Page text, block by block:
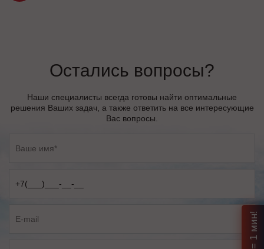
Остались вопросы?
Наши специалисты всегда готовы найти оптимальные
решения Ваших задач, а также ответить на все интересующие
Вас вопросы.